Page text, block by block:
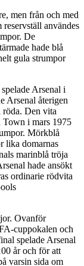
men från och med
användes
De
hade blå
gula strumpor
Arsenal i
Arsenal återigen
röda. Den vita
Town i mars 1975
Mörkblå
lika domarnas
marinblå tröja
hade ansökt
ordinarie rödvita
Ovanför
cuppokalen och
spelade Arsenal
år och för att
varsin sida om